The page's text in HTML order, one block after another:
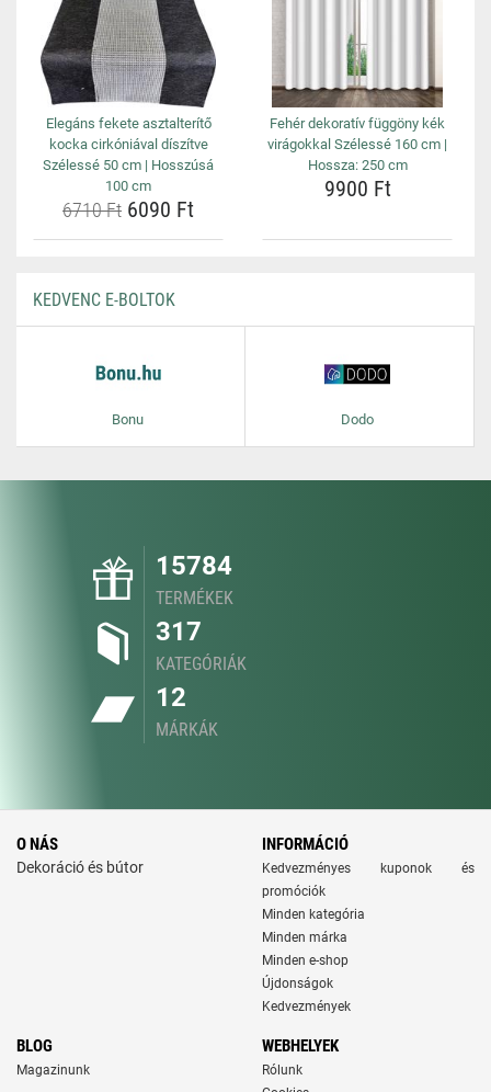
Elegáns fekete asztalterítő
kocka cirkóniával díszítve
Szélessé 50 cm | Hosszúsá
100 cm
6710 Ft 6090 Ft
Fehér dekoratív függöny kék
virágokkal Szélessé 160 cm |
Hossza: 250 cm
9900 Ft
KEDVENC E-BOLTOK
Bonu Dodo
15784
TERMÉKEK
317
KATEGÓRIÁK
12
MÁRKÁK
O NÁS
Dekoráció és bútor
INFORMÁCIÓ
Kedvezményes kuponok és
promóciók
Minden kategória
Minden márka
Minden e-shop
Újdonságok
Kedvezmények
BLOG
Magazinunk
WEBHELYEK
Rólunk